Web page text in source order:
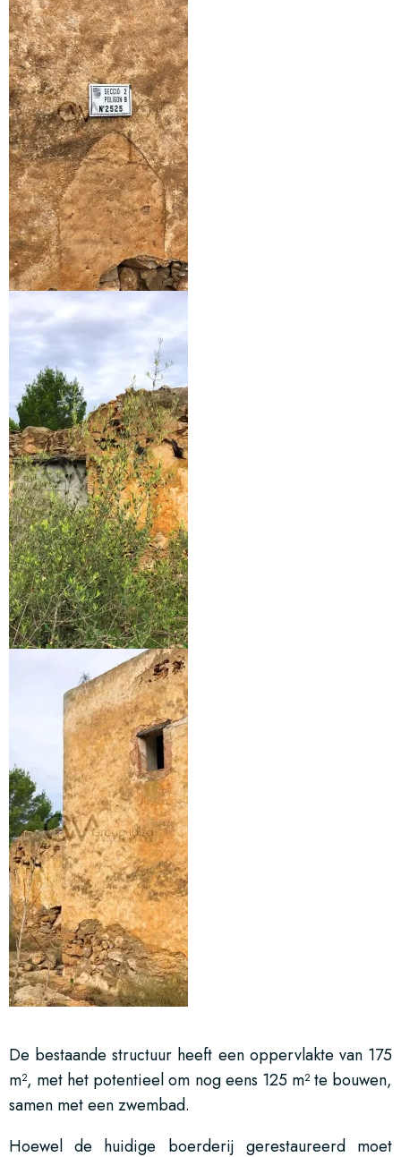
De bestaande structuur heeft een oppervlakte van 175
m², met het potentieel om nog eens 125 m² te bouwen,
samen met een zwembad.
Hoewel de huidige boerderij gerestaureerd moet